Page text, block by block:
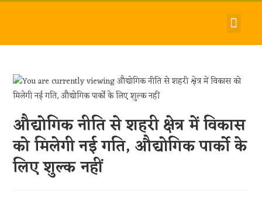
औद्योगिक नीति से शहरी क्षेत्र में विकास
को मिलेगी नई गति, औद्योगिक पार्को के
लिए शुल्क नहीं